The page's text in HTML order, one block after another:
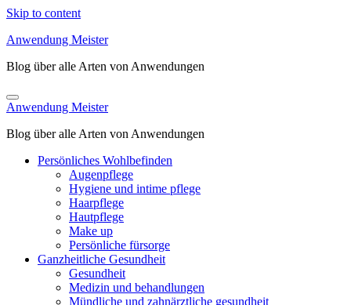
Skip to content
Anwendung Meister
Blog über alle Arten von Anwendungen
Anwendung Meister
Blog über alle Arten von Anwendungen
Persönliches Wohlbefinden
Augenpflege
Hygiene und intime pflege
Haarpflege
Hautpflege
Make up
Persönliche fürsorge
Ganzheitliche Gesundheit
Gesundheit
Medizin und behandlungen
Mündliche und zahnärztliche gesundheit